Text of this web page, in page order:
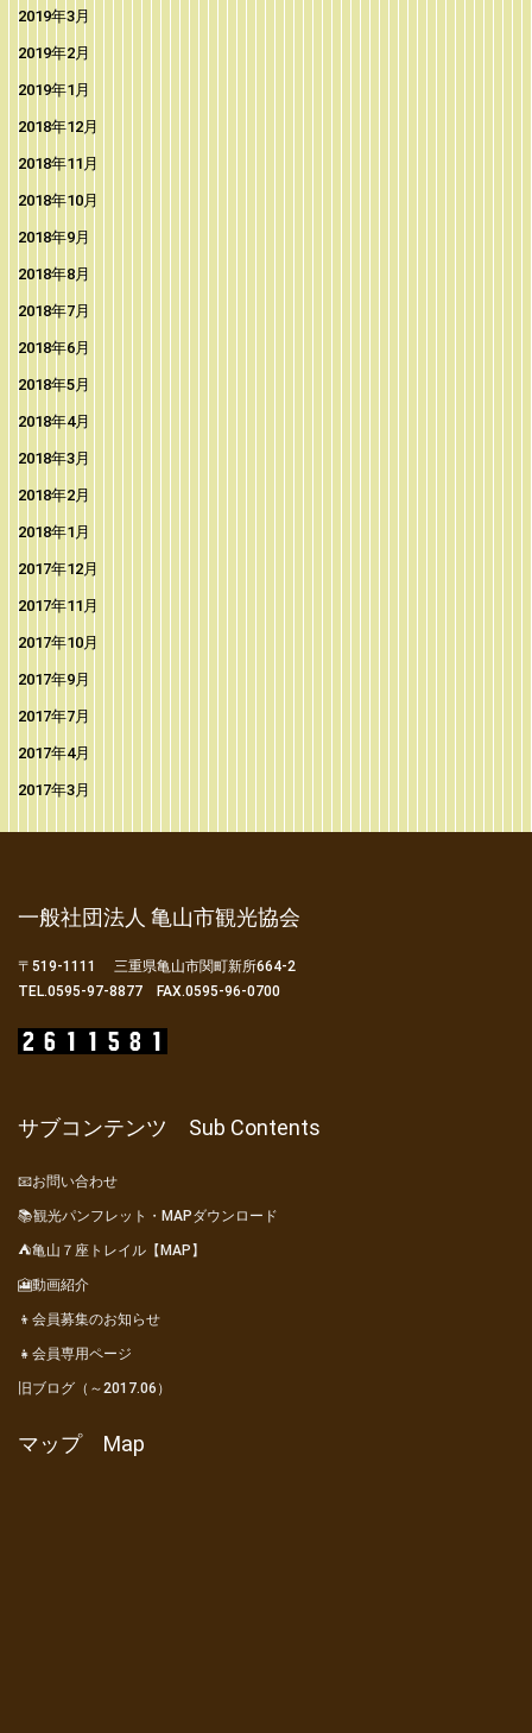
2019年3月
2019年2月
2019年1月
2018年12月
2018年11月
2018年10月
2018年9月
2018年8月
2018年7月
2018年6月
2018年5月
2018年4月
2018年3月
2018年2月
2018年1月
2017年12月
2017年11月
2017年10月
2017年9月
2017年7月
2017年4月
2017年3月
一般社団法人 亀山市観光協会
〒519-1111 三重県亀山市関町新所664-2
TEL.0595-97-8877 FAX.0595-96-0700
サブコンテンツ Sub Contents
📧お問い合わせ
📚観光パンフレット・MAPダウンロード
⛺亀山７座トレイル【MAP】
🎦動画紹介
👦会員募集のお知らせ
👧会員専用ページ
旧ブログ（～2017.06）
マップ Map